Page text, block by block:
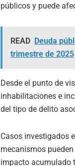
públicos y puede
READ Deuda
trimestre de 2025
Desde el punto de
inhabilitaciones e
del tipo de delito
Casos investigados
mecanismos
impacto acumulado